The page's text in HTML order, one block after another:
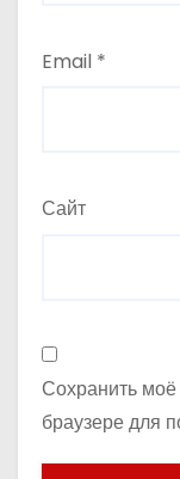
Email *
Сайт
Сохранить
браузере для